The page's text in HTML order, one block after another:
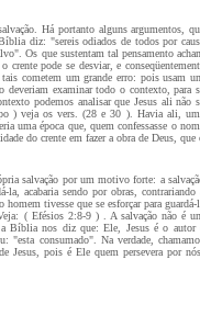
Há portanto alguns argumentos,
diz: "sereis odiados de todos por
Os que sustentam tal pensamento
crente pode se desviar, e
cometem um grande erro: pois usam
examinar todo o contexto, para
podemos analisar que Jesus ali não
) veja os vers. (28 e 30 ). Havia ali,
uma época que, quem confessasse o
do crente em fazer a obra de Deus, que
salvação por um motivo forte: a
la, acabaria sendo por obras, contrariando
tivesse que se esforçar para guardá-
( Efésios 2:8-9 ) . A salvação não é
Bíblia nos diz que: Ele, Jesus é o autor
"esta consumado". Na verdade,
Jesus, pois é Ele quem persevera por